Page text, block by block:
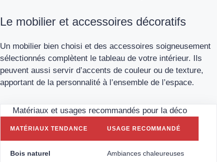
Le mobilier et accessoires décoratifs
Un mobilier bien choisi et des accessoires soigneusement
sélectionnés complètent le tableau de votre intérieur. Ils
peuvent aussi servir d’accents de couleur ou de texture,
apportant de la personnalité à l’ensemble de l’espace.
Matériaux et usages recommandés pour la déco
MATÉRIAUX TENDANCE USAGE RECOMMANDÉ
Bois naturel Ambiances chaleureuses